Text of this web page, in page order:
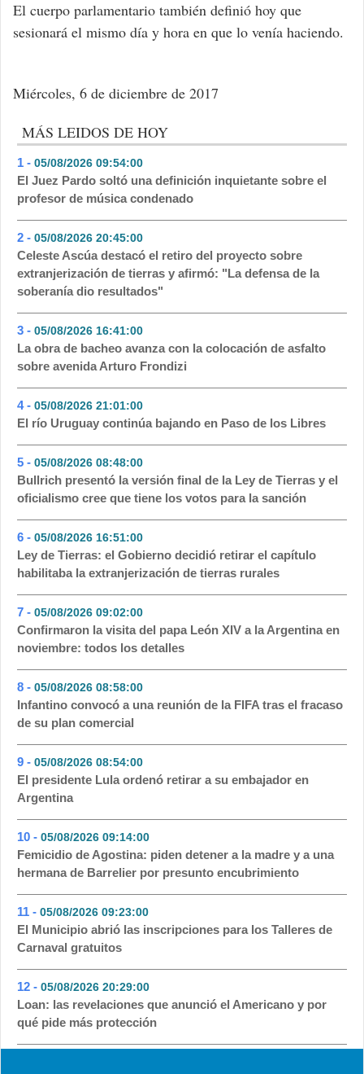
El cuerpo parlamentario también definió hoy que
sesionará el mismo día y hora en que lo venía haciendo.
Miércoles, 6 de diciembre de 2017
MÁS LEIDOS DE HOY
1 - 05/08/2026 09:54:00
El Juez Pardo soltó una definición inquietante sobre el
profesor de música condenado
2 - 05/08/2026 20:45:00
Celeste Ascúa destacó el retiro del proyecto sobre
extranjerización de tierras y afirmó: "La defensa de la
soberanía dio resultados"
3 - 05/08/2026 16:41:00
La obra de bacheo avanza con la colocación de asfalto
sobre avenida Arturo Frondizi
4 - 05/08/2026 21:01:00
El río Uruguay continúa bajando en Paso de los Libres
5 - 05/08/2026 08:48:00
Bullrich presentó la versión final de la Ley de Tierras y el
oficialismo cree que tiene los votos para la sanción
6 - 05/08/2026 16:51:00
Ley de Tierras: el Gobierno decidió retirar el capítulo
habilitaba la extranjerización de tierras rurales
7 - 05/08/2026 09:02:00
Confirmaron la visita del papa León XIV a la Argentina en
noviembre: todos los detalles
8 - 05/08/2026 08:58:00
Infantino convocó a una reunión de la FIFA tras el fracaso
de su plan comercial
9 - 05/08/2026 08:54:00
El presidente Lula ordenó retirar a su embajador en
Argentina
10 - 05/08/2026 09:14:00
Femicidio de Agostina: piden detener a la madre y a una
hermana de Barrelier por presunto encubrimiento
11 - 05/08/2026 09:23:00
El Municipio abrió las inscripciones para los Talleres de
Carnaval gratuitos
12 - 05/08/2026 20:29:00
Loan: las revelaciones que anunció el Americano y por
qué pide más protección